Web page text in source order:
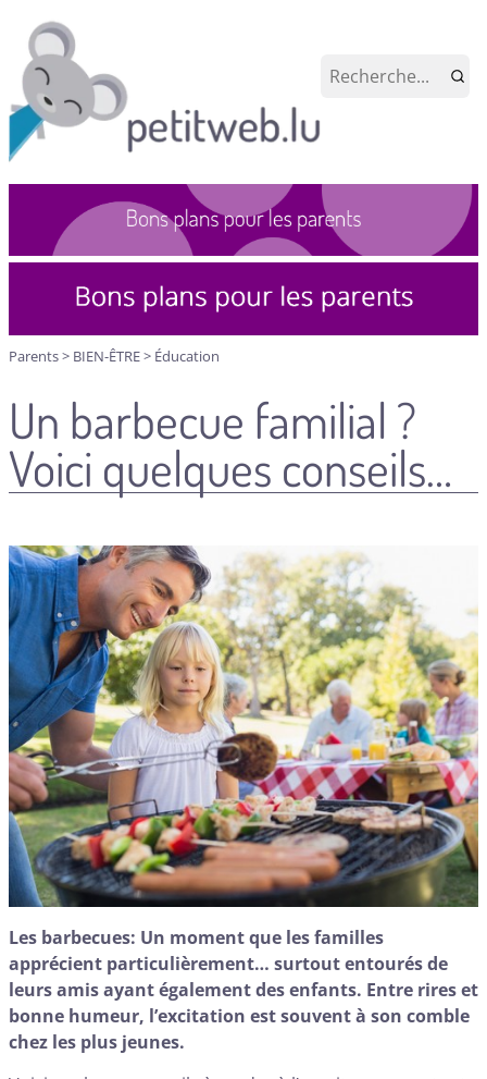
Parents> BIEN-ÊTRE> Éducation
Un barbecue familial ?
Voici quelques conseils…
Les barbecues: Un moment que les familles
apprécient particulièrement… surtout entourés de
leurs amis ayant également des enfants. Entre rires et
bonne humeur, l’excitation est souvent à son comble
chez les plus jeunes.